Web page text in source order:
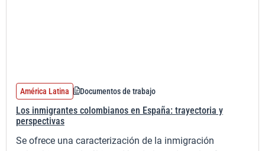
América Latina Documentos de trabajo
Los inmigrantes colombianos en España: trayectoria y
perspectivas
Se ofrece una caracterización de la inmigración